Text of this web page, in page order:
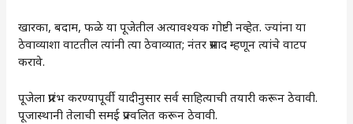
खारका, बदाम, फळे या पूजेतील अत्यावश्यक गोष्टी नव्हेत. ज्यांना या
ठेवाव्याशा वाटतील त्यांनी त्या ठेवाव्यात; नंतर प्रसाद म्हणून त्यांचे वाटप
करावे.
पूजेला प्रारंभ करण्यापूर्वी यादीनुसार सर्व साहित्याची तयारी करून ठेवावी.
पूजास्थानी तेलाची समई प्रज्वलित करून ठेवावी.